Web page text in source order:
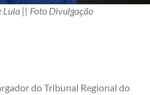
Lula || Foto Divulgação
do Tribunal Regional do